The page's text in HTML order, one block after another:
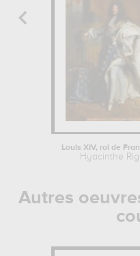
Hyacinthe
Autres